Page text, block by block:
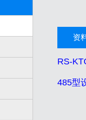
资
RS-
485型